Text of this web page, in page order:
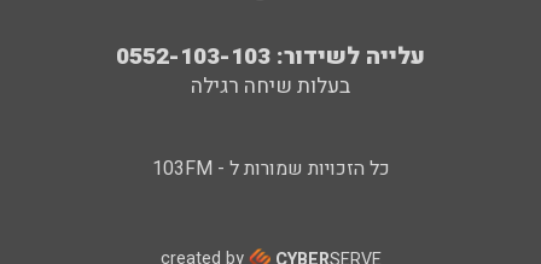
עלייה לשידור: 0552-103-103
בעלות שיחה רגילה
כל הזכויות שמורות ל - 103FM
created by